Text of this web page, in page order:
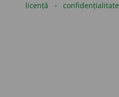
licență confidențialitate